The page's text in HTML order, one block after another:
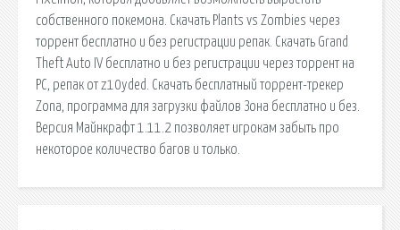
собственного покемона. Скачать Plants vs Zombies через
торрент бесплатно и без регистрации репак. Скачать Grand
Theft Auto IV бесплатно и без регистрации через торрент на
PC, репак от z10yded. Скачать бесплатный торрент-трекер
Zona, программа для загрузки файлов Зона бесплатно и без.
Версия Майнкрафт 1.11.2 позволяет игрокам забыть про
некоторое количество багов и только.